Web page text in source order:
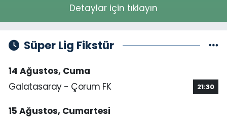
Detaylar için tıklayın
Süper Lig Fikstür
14 Ağustos, Cuma
Galatasaray - Çorum FK
21:30
15 Ağustos, Cumartesi